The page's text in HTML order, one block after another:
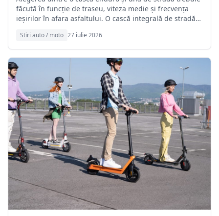
făcută în funcție de traseu, viteza medie și frecvența
ieșirilor în afara asfaltului. O cască integrală de stradă
însă traseele dificile cer ventilație eficientă, vizibilitate
extinsă și compatibilitate cu ochelarii off-road.
Stiri auto / moto 27 iulie 2026